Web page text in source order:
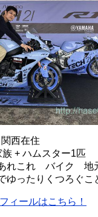
西在住
+ ハムスター1匹
れこれ バイク 地
ゆったりくつろぐこ
ィールはこちら！